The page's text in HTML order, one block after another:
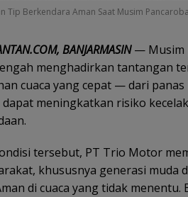
Tip Berkendara Aman Saat Musim Pancaroba
BANJARMASIN— Musim
menghadirkan tantangan
cuaca yang cepat — dari
meningkatkan risiko
tersebut, PT Trio Motor
khususnya generasi
di cuaca yang tidak